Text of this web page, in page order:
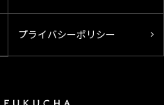
プライバシーポリシー